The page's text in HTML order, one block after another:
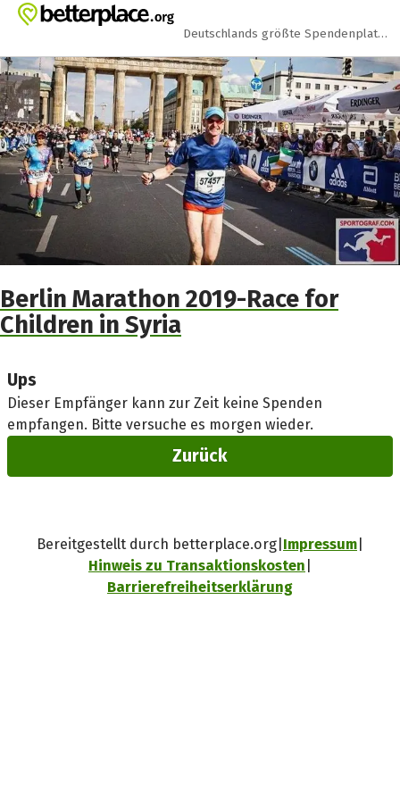
Zum Hauptinhalt springen
Erklärung zur Barrierefreiheit anzeigen
Deutschlands größte Spendenplattform
Berlin Marathon 2019-Race for
Children in Syria
Ups
Dieser Empfänger kann zur Zeit keine Spenden
empfangen. Bitte versuche es morgen wieder.
Zurück
Bereitgestellt durch betterplace.org Impressum
Hinweis zu Transaktionskosten
Barrierefreiheitserklärung